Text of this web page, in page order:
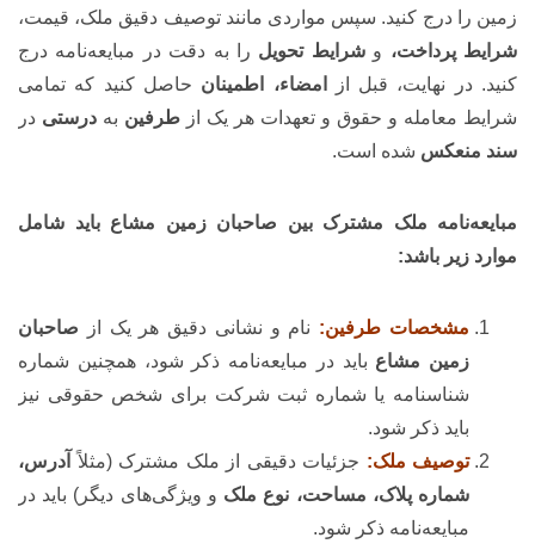
زمین را درج کنید. سپس مواردی مانند توصیف دقیق ملک، قیمت،
شرایط پرداخت، وشرایط تحویل را به دقت در مبایعه‌نامه درج
کنید. در نهایت، قبل از
امضاء، اطمینان حاصل کنید که تمامی
شرایط معامله و حقوق و تعهدات هر یک از طرفین به درستی در
سند منعکس شده است.
مبایعه‌نامه ملک مشترک بین صاحبان زمین مشاع باید شامل
موارد زیر باشد:
مشخصات طرفین: نام و نشانی دقیق هر یک از صاحبان
زمین مشاع باید در مبایعه‌نامه ذکر شود، همچنین شماره
شناسنامه یا شماره ثبت شرکت برای شخص حقوقی نیز
باید ذکر شود.
توصیف ملک: جزئیات دقیقی از ملک مشترک (مثلاً
آدرس،
شماره پلاک، مساحت، نوع ملک و ویژگی‌های دیگر) باید در
مبایعه‌نامه ذکر شود.